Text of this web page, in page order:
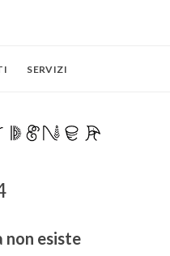
SERVIZI
non esiste